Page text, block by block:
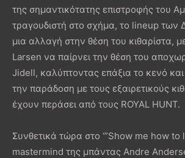
της σημαντικότατης επιστροφής του
τραγουδιστή στο σχήμα, το lineup των
μια αλλαγή στην θέση του κιθαρίστα,
Larsen να παίρνει την θέση του
Jidell, καλύπτοντας επάξια το κενό
την παράδοση με τους εξαιρετικούς
έχουν περάσει από τους ROYAL HUNT.
Συνθετικά τώρα στο ‘”Show me how to
mastermind της μπάντας Andre